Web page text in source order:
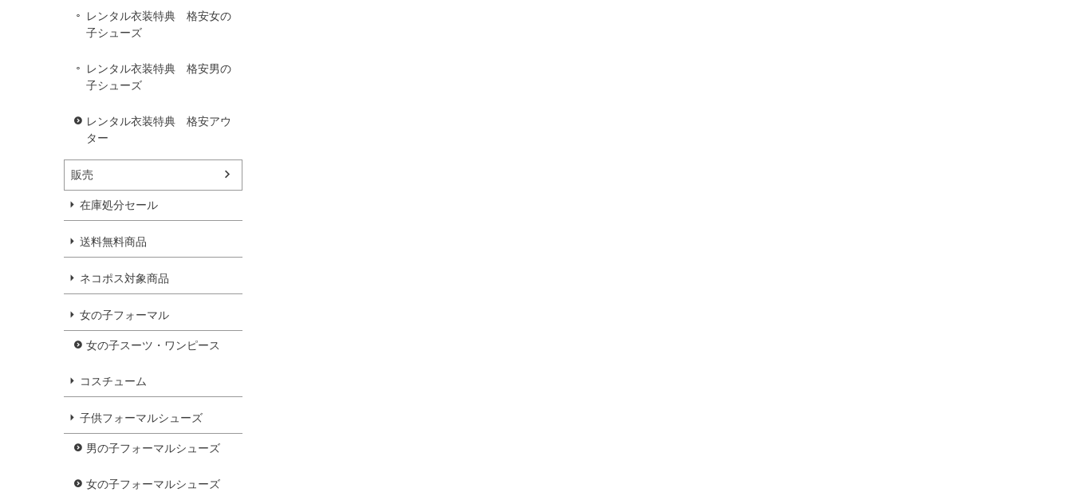
レンタル衣装特典 格安女の
子シューズ
レンタル衣装特典 格安男の
子シューズ
レンタル衣装特典 格安アウ
ター
販売
在庫処分セール
送料無料商品
ネコポス対象商品
女の子フォーマル
女の子スーツ・ワンピース
コスチューム
子供フォーマルシューズ
男の子フォーマルシューズ
女の子フォーマルシューズ